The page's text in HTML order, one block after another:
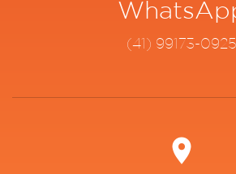
(41) 99173-0925